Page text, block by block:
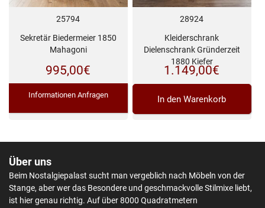
25794
Sekretär Biedermeier 1850
Mahagoni
995,00€
Informationen Anfragen
28924
Kleiderschrank
Dielenschrank Gründerzeit
1880 Kiefer
1.149,00€
In den Warenkorb
Über uns
Beim Nostalgiepalast sucht man vergeblich nach Möbeln von der
Stange, aber wer das Besondere und geschmackvolle Stilmixe liebt,
ist hier genau richtig. Auf über 8000 Quadratmetern